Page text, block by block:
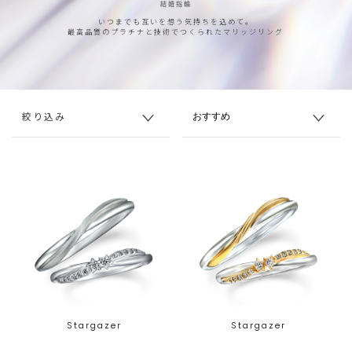
結婚指輪
いつまでも互いを想う気持ちを込めて。
最高品質のプラチナと技術でつくられたマリッジリング
絞り込み
Stargazer Stargazer